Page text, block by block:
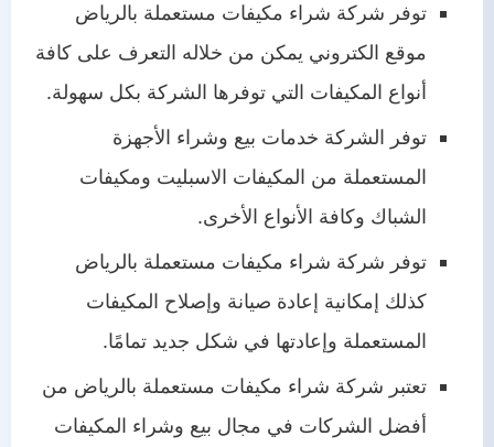
توفر شركة شراء مكيفات مستعملة بالرياض
موقع الكتروني يمكن من خلاله التعرف على كافة
أنواع المكيفات التي توفرها الشركة بكل سهولة.
توفر الشركة خدمات بيع وشراء الأجهزة
المستعملة من المكيفات الاسبليت ومكيفات
الشباك وكافة الأنواع الأخرى.
توفر شركة شراء مكيفات مستعملة بالرياض
كذلك إمكانية إعادة صيانة وإصلاح المكيفات
المستعملة وإعادتها في شكل جديد تمامًا.
تعتبر شركة شراء مكيفات مستعملة بالرياض من
أفضل الشركات في مجال بيع وشراء المكيفات